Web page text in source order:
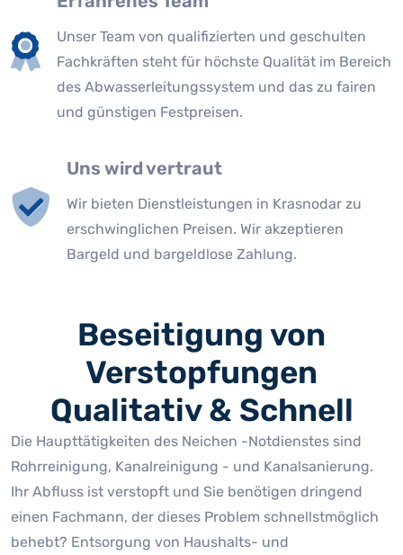
Unser Team von qualifizierten und geschulten
Fachkräften steht für höchste Qualität im Bereich
des Abwasserleitungssystem und das zu fairen
und günstigen Festpreisen.
Uns wird vertraut
Wir bieten Dienstleistungen in Krasnodar zu
erschwinglichen Preisen. Wir akzeptieren
Bargeld und bargeldlose Zahlung.
Beseitigung von
Verstopfungen
Qualitativ & Schnell
Die Haupttätigkeiten des Neichen -Notdienstes sind
Rohrreinigung, Kanalreinigung - und Kanalsanierung.
Ihr Abfluss ist verstopft und Sie benötigen dringend
einen Fachmann, der dieses Problem schnellstmöglich
behebt? Entsorgung von Haushalts- und